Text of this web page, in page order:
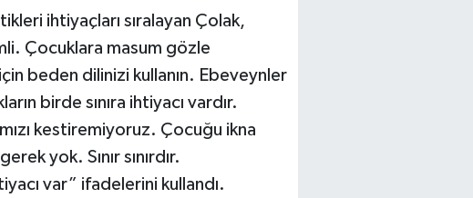
ihtiyaçları sıralayan Çolak,
Çocuklara masum gözle
beden dilinizi kullanın. Ebeveynler
birde sınıra ihtiyacı vardır.
kestiremiyoruz. Çocuğu ikna
yok. Sınır sınırdır.
var” ifadelerini kullandı.